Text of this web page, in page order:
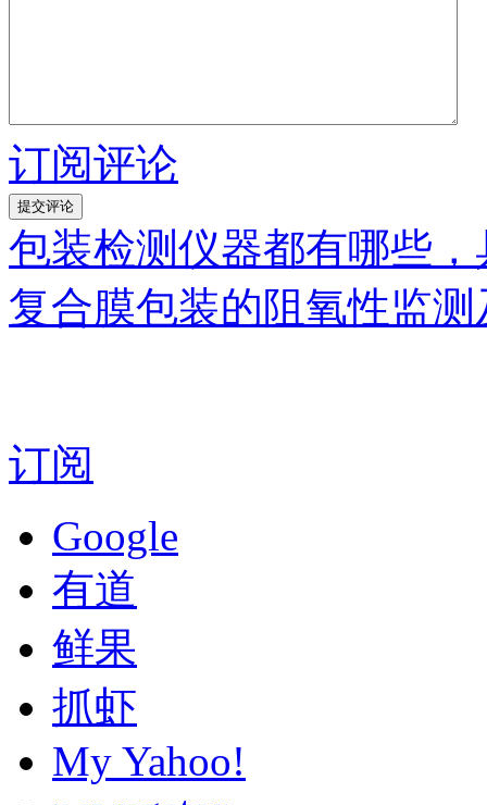
订阅评论
包装检测仪器都有哪些
复合膜包装的阻氧性监
订阅
Google
有道
鲜果
抓虾
My Yahoo!